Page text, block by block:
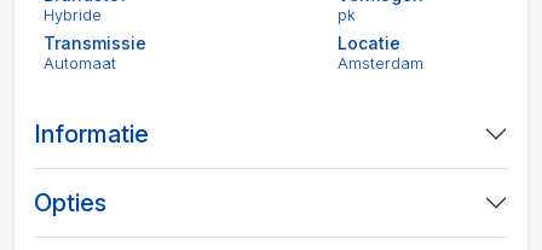
Hybride pk
Transmissie
Automaat
Locatie
Amsterdam
Informatie
Opties